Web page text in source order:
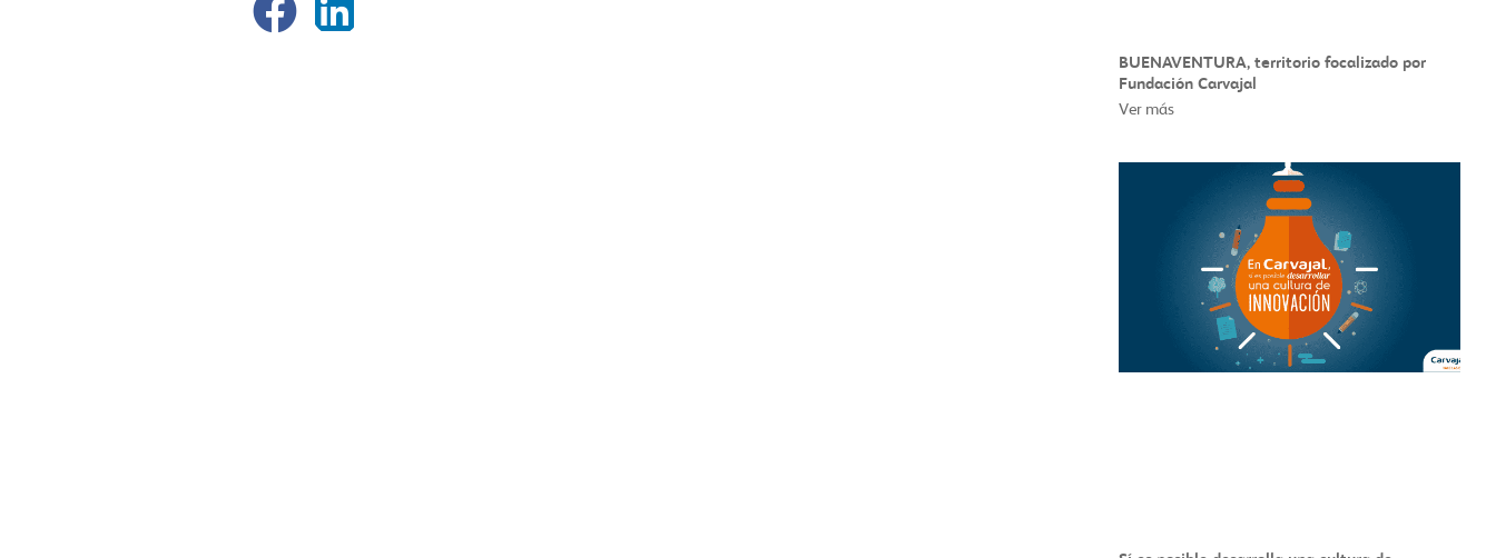
BUENAVENTURA, territorio focalizado por
Fundación Carvajal
Ver más